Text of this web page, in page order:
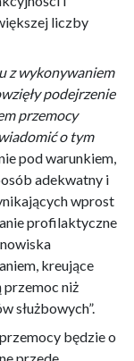
liczby
z wykonywaniem
podejrzenie
przemocy
o tym
pod warunkiem,
adekwatny i
wprost
profilaktyczne
kreujące
przemoc niż
służbowych”.
będzie o